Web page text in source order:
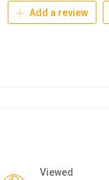
Add a review
Viewed